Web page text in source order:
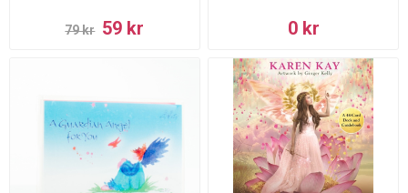
79 kr 59 kr 0 kr